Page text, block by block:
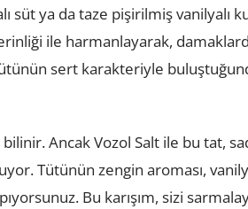
süt ya da taze pişirilmiş vanilyalı
ile harmanlayarak,
sert karakteriyle
Ancak Vozol Salt ile bu tat,
Tütünün zengin aroması,
Bu karışım, sizi